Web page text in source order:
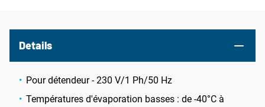
Details
Pour détendeur - 230 V/1 Ph/50 Hz
Températures d'évaporation basses : de -40°C à